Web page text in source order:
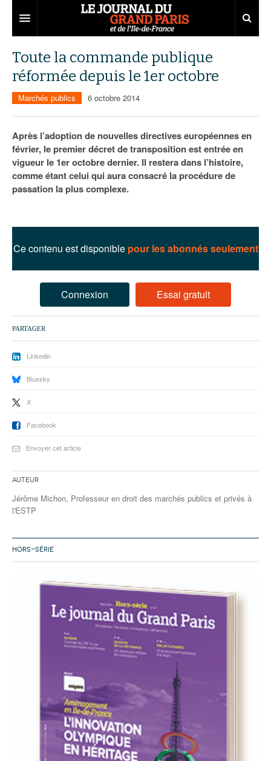
Territoires
Aménagement
Institutions
Services urbains
Entreprises
Emploi
Attractivité
Marchés publics
75
77
92
93
Carnet
Nominations
Les Assises du Grand Paris
Lire les résumés
Toute la commande publique
réformée depuis le 1er octobre
Marchés publics 6 octobre 2014
Après l’adoption de nouvelles directives européennes en
février, le premier décret de transposition est entrée en
vigueur le 1er octobre dernier. Il restera dans l’histoire,
comme étant celui qui aura consacré la procédure de
passation la plus complexe.
Ce contenu est disponible pour les abonnés seulement
Connexion Essai gratuit
PARTAGER
Linkedin
Bluesky
X
Facebook
Envoyer cet article
Auteur
Jérôme Michon, Professeur en droit des marchés publics et privés à
l'ESTP
HORS-SÉRIE